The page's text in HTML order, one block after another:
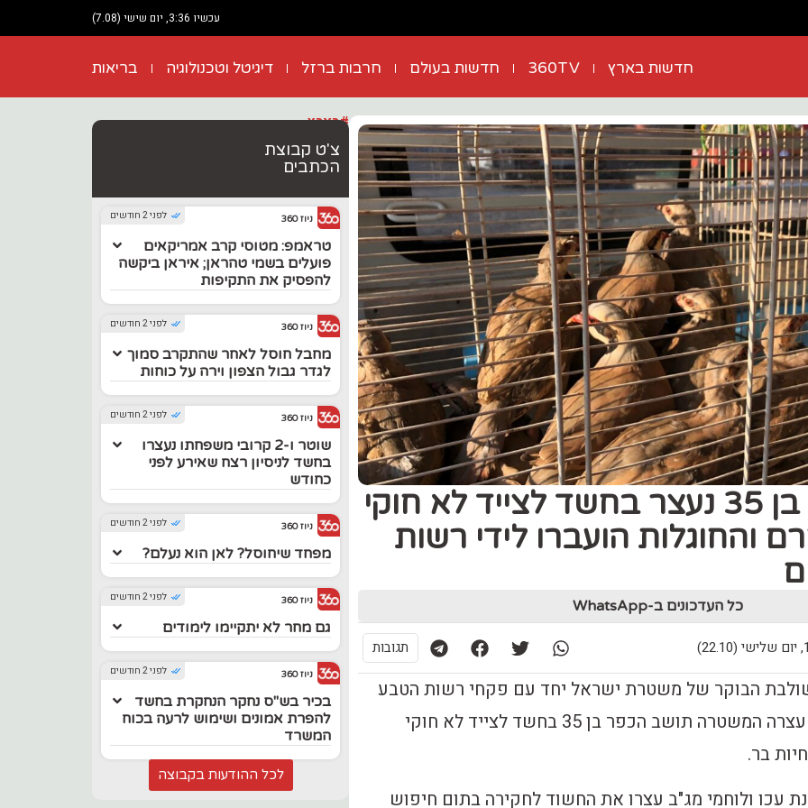
עכשיו 3:36, יום שישי (7.08)
חדשות בארץ 360TV חדשות בעולם חרבות ברזל דיגיטל וטכנולוגיה בריאות
תושב ירכא בן 35 נעצר בחשד לצייד לא חוקי
והחוגלות הועברו לידי רשות
כל העדכונים ב-WhatsApp
תגובות
הבוקר של משטרת ישראל יחד עם פקחי רשות הטבע
והגנים בכפר ירכא, עצרה המשטרה תושב הכפר בן 35 בחשד לצייד לא חוקי
בר.
עכו ולוחמי מג"ב עצרו את החשוד לחקירה בתום חיפוש
#בארץ
צ'ט קבוצת
הכתבים
לפני 2 חודשים ניוז 360
טראמפ: מטוסי קרב אמריקאים
פועלים בשמי טהראן; איראן ביקשה
להפסיק את התקיפות
לפני 2 חודשים ניוז 360
מחבל חוסל לאחר שהתקרב סמוך
לגדר גבול הצפון וירה על כוחות
לפני 2 חודשים ניוז 360
שוטר ו-2 קרובי משפחתו נעצרו
בחשד לניסיון רצח שאירע לפני
כחודש
לפני 2 חודשים ניוז 360
מפחד שיחוסל? לאן הוא נעלם?
לפני 2 חודשים ניוז 360
גם מחר לא יתקיימו לימודים
לפני 2 חודשים ניוז 360
בכיר בש"ס נחקר הנחקרת בחשד
להפרת אמונים ושימוש לרעה בכוח
המשרד
לכל ההודעות בקבוצה